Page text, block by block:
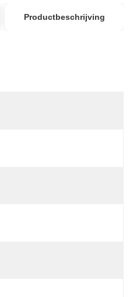
Productbeschrijving